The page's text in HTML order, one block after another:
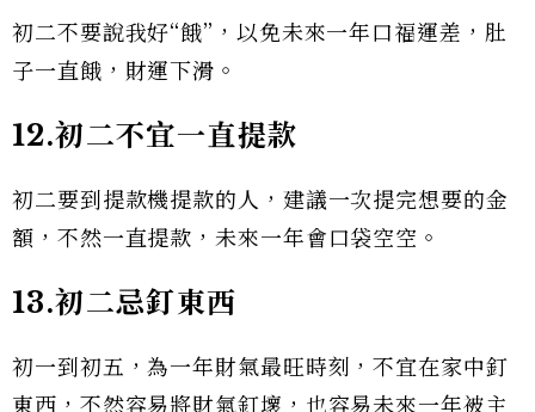
初二不要說我好“餓”，以免未來一年口福運差，肚
子一直餓，財運下滑。
12.初二不宜一直提款
初二要到提款機提款的人，建議一次提完想要的金
額，不然一直提款，未來一年會口袋空空。
13.初二忌釘東西
初一到初五，為一年財氣最旺時刻，不宜在家中釘
東西，不然容易將財氣釘壞，也容易未來一年被主